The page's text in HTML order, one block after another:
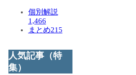
個別解説
1,466
まとめ215
人気記事（特
集）